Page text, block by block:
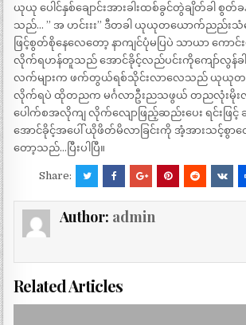
ယုယု ပေါင်နှစ်ချောင်းအားခါးထစ်ခွင်တွဲချိတ်ခါ
သည်… ” အ ဟင်းးး” ဒီတခါ ယုယုတယောက်ညည်းသံ
ဖြင့်စွတ်စိုနေလေတော့ နာကျင်ပုံမပြပဲ သာယာ ကော
လိုက်ရဟန်တူသည် အောင်ခိုင့်လည်ပင်းကိုကျော်လွန်ခါ
လက်များက ဖက်တွယ်ရစ်သိုင်းလာလေသည် ယုယုတယ
လိုက်ရပဲ ထိုတညက မင်္ဂလာဦးညသဖွယ် တညလုံးမိုးလ
ပေါက်စအလိုကျ လိုက်လျောဖြည့်ဆည်းပေး ရင်းဖြင့်
အောင်ခိုင့်အပေါ် ယိုဖိတ်မိလာခြင်းကို အံ့အားသင့်စွာ
တော့သည်…ပြီးပါပြီ။
Share:
Author: admin
Related Articles